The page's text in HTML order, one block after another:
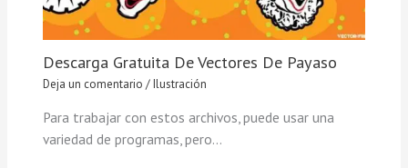
Descarga Gratuita De Vectores De Payaso
Deja un comentario /Ilustración
Para trabajar con estos archivos, puede usar una
variedad de programas, pero…